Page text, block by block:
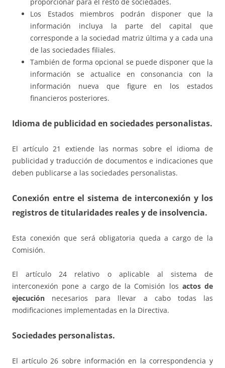
proporcionar para el resto de sociedades.
Los Estados miembros podrán disponer que la
información incluya la parte del capital que
corresponde a la sociedad matriz última y a cada una
de las sociedades filiales.
También de forma opcional se puede disponer que la
información se actualice en consonancia con la
información nueva que figure en los estados
financieros posteriores.
Idioma de publicidad en sociedades personalistas.
El artículo 21 extiende las normas sobre el idioma de
publicidad y traducción de documentos e indicaciones que
deben publicarse a las sociedades personalistas.
Conexión entre el sistema de interconexión y los
registros de titularidades reales y de insolvencia.
Esta conexión que será obligatoria queda a cargo de la
Comisión.
El artículo 24 relativo o aplicable al sistema de
interconexión pone a cargo de la Comisión los actos de
ejecución necesarios para llevar a cabo todas las
modificaciones implementadas en la Directiva.
Sociedades personalistas.
El artículo 26 sobre información en la correspondencia y